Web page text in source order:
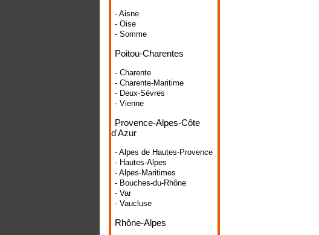
- Aisne
- Oise
- Somme
Poitou-Charentes
- Charente
- Charente-Maritime
- Deux-Sèvres
- Vienne
Provence-Alpes-Côte
d'Azur
- Alpes de Hautes-Provence
- Hautes-Alpes
- Alpes-Maritimes
- Bouches-du-Rhône
- Var
- Vaucluse
Rhône-Alpes